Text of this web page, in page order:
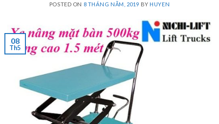
POSTED ON 8 THÁNG NĂM, 2019 BYHUYEN
08
Th5